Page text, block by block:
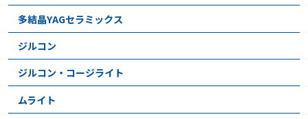
多結晶YAGセラミックス
ジルコン
ジルコン・コージライト
ムライト